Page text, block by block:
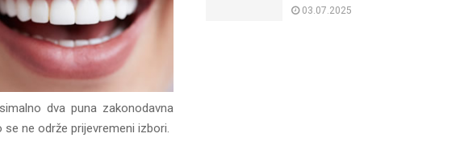
dva puna zakonodavna
ne održe prijevremeni izbori.
03.07.2025